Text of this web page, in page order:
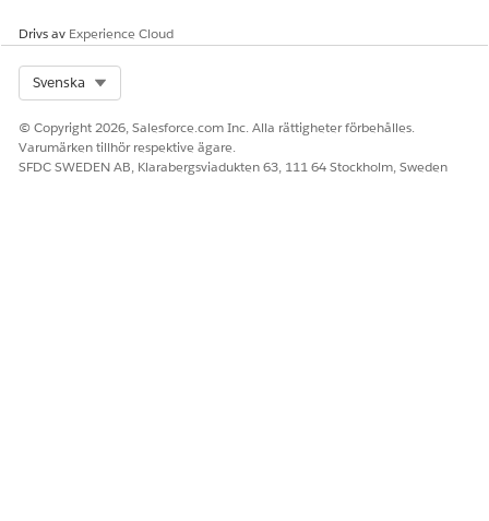
ANTECKNING
för de tilldelade profilerna.
Drivs av Experience Cloud
Svenska
© Copyright 2026, Salesforce.com Inc. Alla rättigheter förbehålles.
Varumärken tillhör respektive ägare.
SFDC SWEDEN AB, Klarabergsviadukten 63, 111 64 Stockholm, Sweden